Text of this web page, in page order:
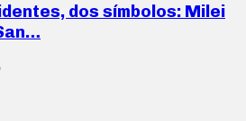
dos símbolos: Milei